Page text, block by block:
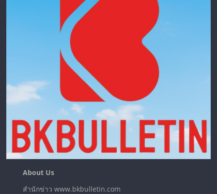
About Us
สำนักข่าว www.bkbulletin.com